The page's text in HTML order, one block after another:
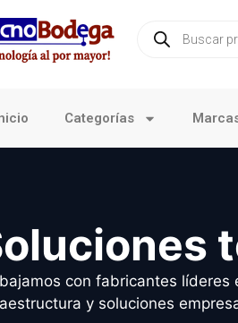
Categorías
con fabricantes
y soluciones